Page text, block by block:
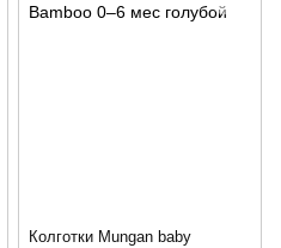
Колготки Mungan baby